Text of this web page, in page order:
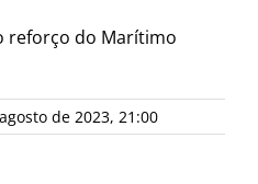
reforço do Marítimo
de 2023, 21:00